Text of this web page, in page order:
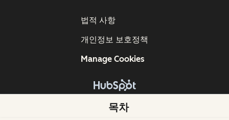
목차
Copyright © 2026 HubSpot, Inc.
법적 사항
개인정보 보호정책
Manage Cookies